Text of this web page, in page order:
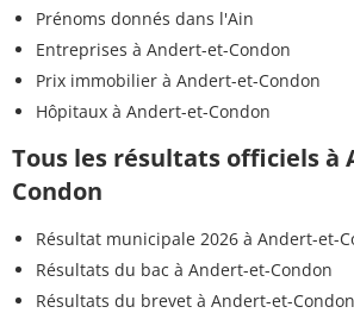
Prénoms donnés dans l'Ain
Entreprises à Andert-et-Condon
Prix immobilier à Andert-et-Condon
Hôpitaux à Andert-et-Condon
Tous les résultats officiels à
Condon
Résultat municipale 2026 à Andert-et-
Résultats du bac à Andert-et-Condon
Résultats du brevet à Andert-et-Condon